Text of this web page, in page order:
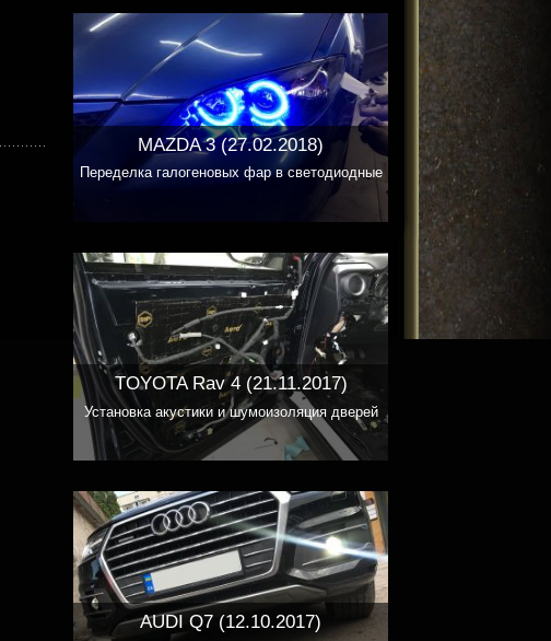
MAZDA 3 (27.02.2018)
Переделка галогеновых фар в светодиодные
TOYOTA Rav 4 (21.11.2017)
Установка акустики и шумоизоляция дверей
AUDI Q7 (12.10.2017)